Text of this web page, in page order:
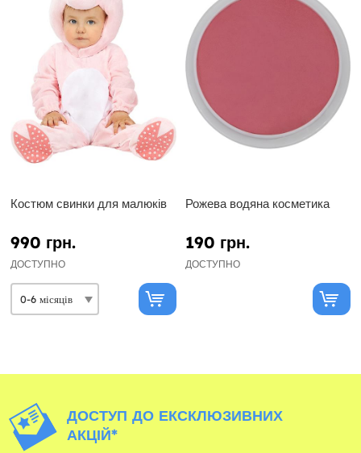
Костюм свинки для малюків
990 грн.
ДОСТУПНО
Рожева водяна косметика
190 грн.
ДОСТУПНО
ДОСТУП ДО ЕКСКЛЮЗИВНИХ
АКЦІЙ*